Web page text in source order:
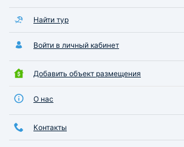
Найти тур
Войти в личный кабинет
Добавить объект размещения
О нас
Контакты